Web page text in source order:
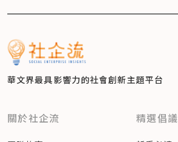
華文界最具影響力的社會創新主題平台
關於社企流 精選倡議